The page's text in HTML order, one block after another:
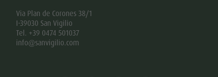
Via Plan de Corones 38/1
I-39030 San Vigilio
Tel. +39 0474 501037
info@sanvigilio.com